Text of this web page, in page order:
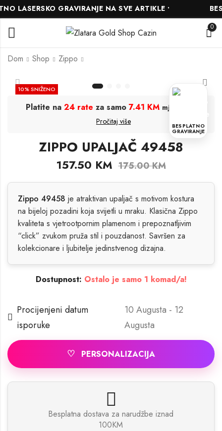
GRAVIRANJE NA SVE ARTIKLE •
0
Dom Shop Zippo
ZIPPO UPALJAČ
153.00KM
ZIPPO UPALJAČ
144.00
10% SNIŽENO
BESPLATNO
GRAVIRANJE
Platite na 24 rate za samo 7.41 KM mjesečno
Pročitaj više
ZIPPO UPALJAČ 49458
157.50 KM 175.00KM
Zippo 49458 je atraktivan upaljač s motivom kostura
na bijeloj pozadini koja svijetli u mraku. Klasična Zippo
kvaliteta s vjetrootpornim plamenom i prepoznatljivim
“click” zvukom pruža stil i pouzdanost. Savršen za
kolekcionare i ljubitelje jedinstvenog dizajna.
Dostupnost: Ostalo je samo 1 komad/a!
Procijenjeni datum
isporuke
10 Augusta - 12
Augusta
♡ PERSONALIZACIJA
Besplatna dostava za narudžbe iznad
100KM